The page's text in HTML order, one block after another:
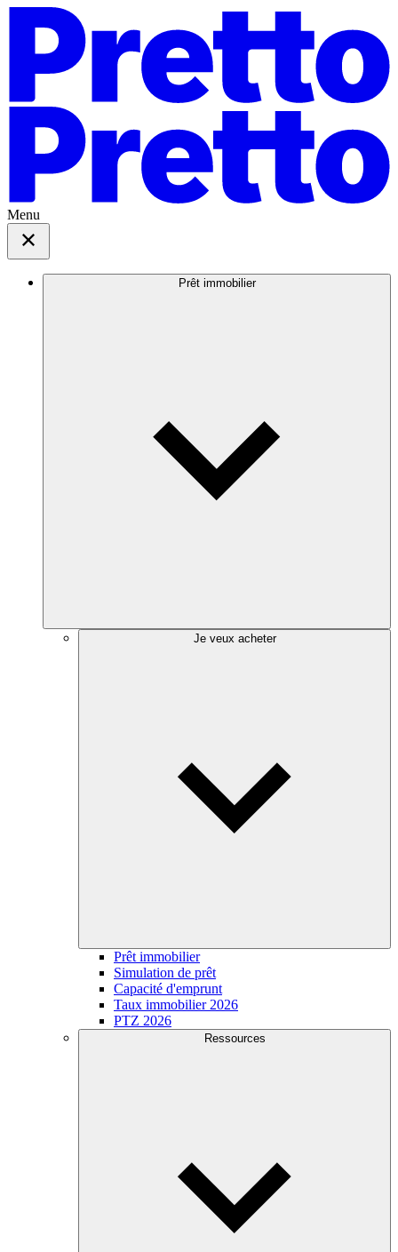
Menu
Prêt immobilier
Je veux acheter
Prêt immobilier
Simulation de prêt
Capacité d'emprunt
Taux immobilier 2026
PTZ 2026
Ressources